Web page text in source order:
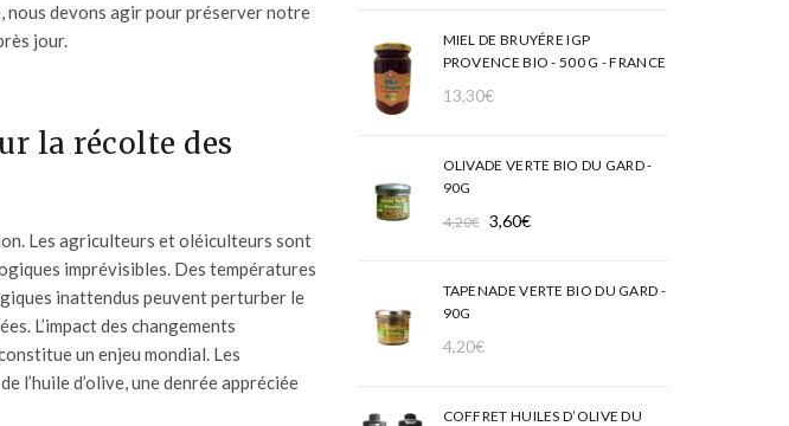
nous devons agir pour préserver notre
jour.
la récolte des
Les agriculteurs et oléiculteurs sont
imprévisibles. Des températures
inattendus peuvent perturber le
L’impact des changements
un enjeu mondial. Les
l’huile d’olive, une denrée appréciée
MIEL DE BRUYÉRE IGP
PROVENCE BIO - 500 G - FRANCE
13,30€
OLIVADE VERTE BIO DU GARD -
90G
4,20€ Le
était :
3,60€
est :
TAPENADE VERTE BIO DU GARD -
90G
4,20€
COFFRET HUILES D’OLIVE DU